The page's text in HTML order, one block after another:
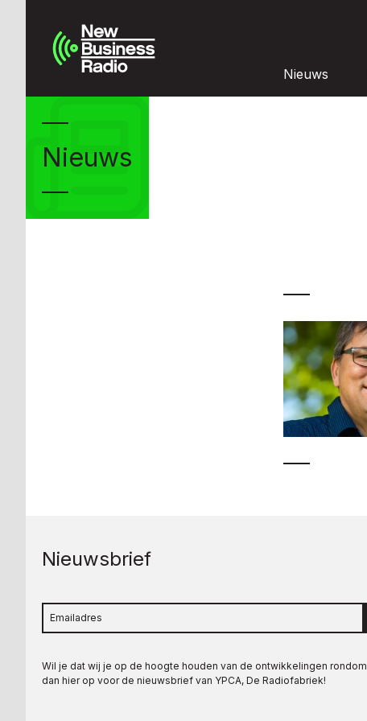
Nieuws
Nieuws
Nieuwsbrief
Wil je dat wij je op de hoogte houden van de ontwikkelingen rondom
dan hier op voor de nieuwsbrief van YPCA, De Radiofabriek!